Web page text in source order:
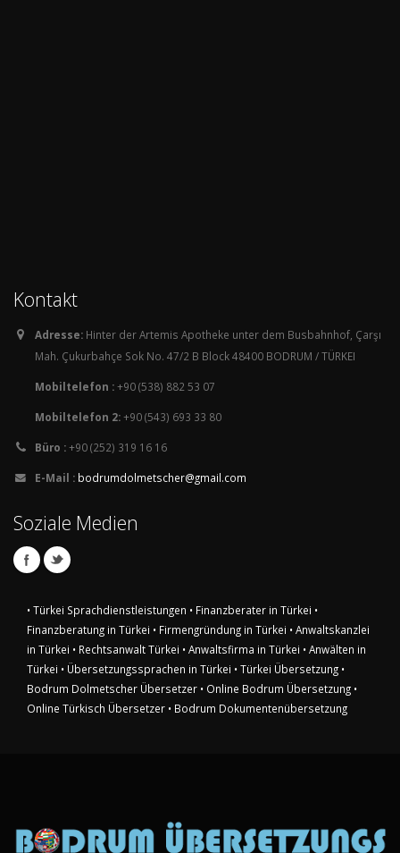
Kontakt
Adresse: Hinter der Artemis Apotheke unter dem Busbahnhof, Çarşı
Mah. Çukurbahçe Sok No. 47/2 B Block 48400 BODRUM / TÜRKEI
Mobiltelefon :+90 (538) 882 53 07
Mobiltelefon 2:+90 (543) 693 33 80
Büro :+90 (252) 319 16 16
E-Mail : bodrumdolmetscher@gmail.com
Soziale Medien
• Türkei Sprachdienstleistungen • Finanzberater in Türkei •
Finanzberatung in Türkei • Firmengründung in Türkei • Anwaltskanzlei
in Türkei • Rechtsanwalt Türkei • Anwaltsfirma in Türkei • Anwälten in
Türkei • Übersetzungssprachen in Türkei • Türkei Übersetzung •
Bodrum Dolmetscher Übersetzer • Online Bodrum Übersetzung •
Online Türkisch Übersetzer • Bodrum Dokumentenübersetzung